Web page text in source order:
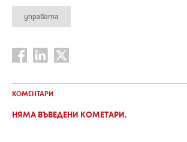
управата
КОМЕНТАРИ
НЯМА ВЪВЕДЕНИ КОМЕТАРИ.